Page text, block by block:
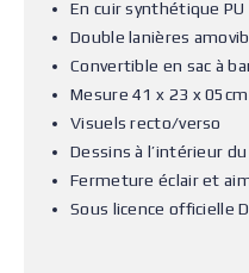
En cuir synthétique PU
Double lanières
Convertible en sac à
Mesure 41 x 23 x 05cm
Visuels recto/verso
Dessins à l’intérieur du
Fermeture éclair et
Sous licence officielle